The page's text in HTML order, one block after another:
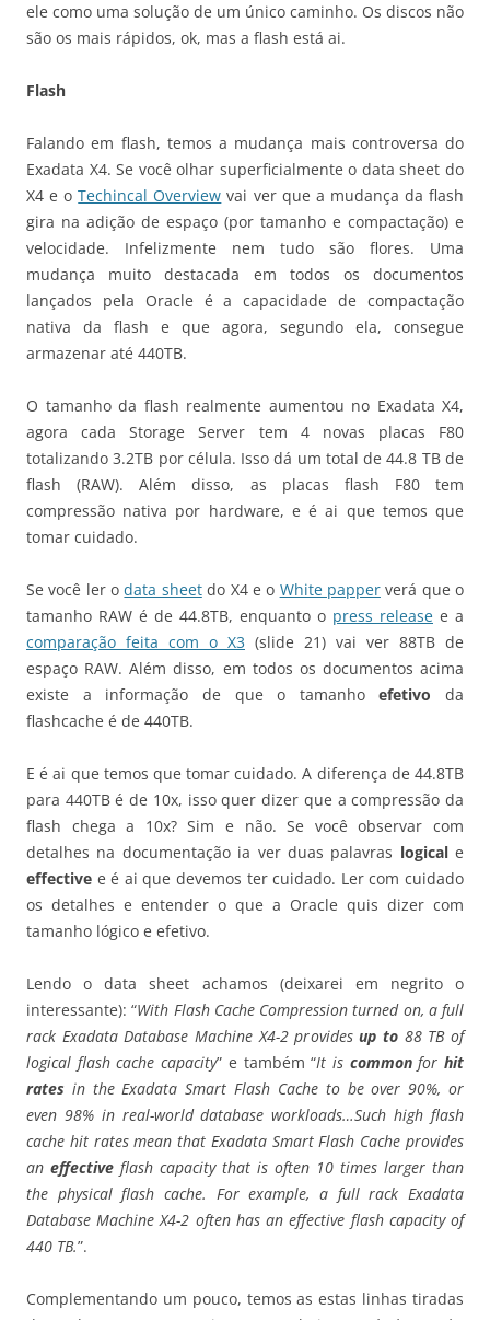
ele como uma solução de um único caminho. Os discos não
são os mais rápidos, ok, mas a flash está ai.
Flash
Falando em flash, temos a mudança mais controversa do
Exadata X4. Se você olhar superficialmente o data sheet do
X4 e oTechincal Overview vai ver que a mudança da flash
gira na adição de espaço (por tamanho e compactação) e
velocidade. Infelizmente nem tudo são flores. Uma
mudança muito destacada em todos os documentos
lançados pela Oracle é a capacidade de compactação
nativa da flash e que agora, segundo ela, consegue
armazenar até 440TB.
O tamanho da flash realmente aumentou no Exadata X4,
agora cada Storage Server tem 4 novas placas F80
totalizando 3.2TB por célula. Isso dá um total de 44.8 TB de
flash (RAW). Além disso, as placas flash F80 tem
compressão nativa por hardware, e é ai que temos que
tomar cuidado.
Se você ler odata sheetdo X4 e o White papperverá que o
tamanho RAW é de 44.8TB, enquanto o press release e a
comparação feita com o X3 (slide 21) vai ver 88TB de
espaço RAW. Além disso, em todos os documentos acima
existe a informação de que o tamanhoefetivo da
flashcache é de 440TB.
E é ai que temos que tomar cuidado. A diferença de 44.8TB
para 440TB é de 10x, isso quer dizer que a compressão da
flash chega a 10x? Sim e não. Se você observar com
detalhes na documentação ia ver duas palavras logicale
effective e é ai que devemos ter cuidado. Ler com cuidado
os detalhes e entender o que a Oracle quis dizer com
tamanho lógico e efetivo.
Lendo o data sheet achamos (deixarei em negrito o
interessante): “With Flash Cache Compression turned on, a full
rack Exadata Database Machine X4-2 providesup to88 TB of
logical flash cache capacity” e também “It is commonforhit
rates in the Exadata Smart Flash Cache to be over 90%, or
even 98% in real-world database workloads…Such high flash
cache hit rates mean that Exadata Smart Flash Cache provides
an effective flash capacity that is often 10 times larger than
the physical flash cache. For example, a full rack Exadata
Database Machine X4-2 often has an effective flash capacity of
440 TB.”.
Complementando um pouco, temos as estas linhas tiradas